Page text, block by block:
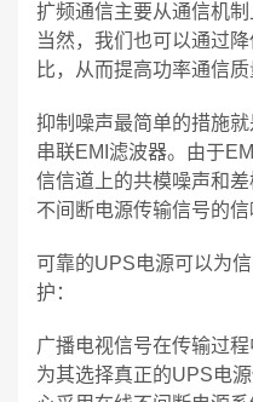
扩频通信主要从通信机制
当然，我们也可以通过
比，从而提高功率通信质
抑制噪声最简单的措施
串联EMI滤波器。由于
信信道上的共模噪声和
不间断电源传输信号的信
可靠的UPS电源可以为
护：
广播电视信号在传输过
为其选择真正的UPS电